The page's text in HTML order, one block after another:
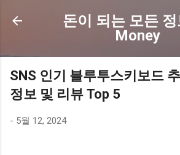
기본 콘텐츠로 건너뛰
돈이 되는 모든 정
Money
SNS 인기 블루투스키보드
정보 및 리뷰 Top 5
- 5월 12, 2024